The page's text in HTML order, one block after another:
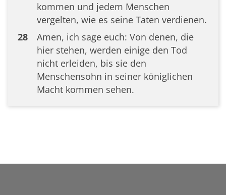
kommen und jedem Menschen
vergelten, wie es seine Taten verdienen.
28
Amen, ich sage euch: Von denen, die
hier stehen, werden einige den Tod
nicht erleiden, bis sie den
Menschensohn in seiner königlichen
Macht kommen sehen.